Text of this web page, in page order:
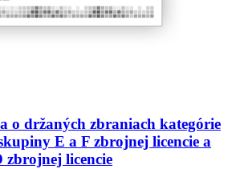
o držaných zbraniach kategórie
E a F zbrojnej licencie a
licencie